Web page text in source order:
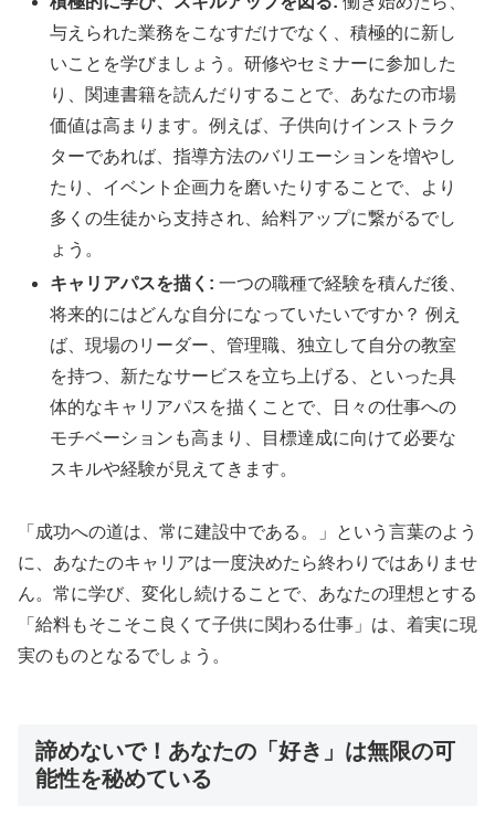
与えられた業務をこなすだけでなく、積極的に新し
いことを学びましょう。研修やセミナーに参加した
り、関連書籍を読んだりすることで、あなたの市場
価値は高まります。例えば、子供向けインストラク
ターであれば、指導方法のバリエーションを増やし
たり、イベント企画力を磨いたりすることで、より
多くの生徒から支持され、給料アップに繋がるでし
ょう。
キャリアパスを描く: 一つの職種で経験を積んだ後、
将来的にはどんな自分になっていたいですか？ 例え
ば、現場のリーダー、管理職、独立して自分の教室
を持つ、新たなサービスを立ち上げる、といった具
体的なキャリアパスを描くことで、日々の仕事への
モチベーションも高まり、目標達成に向けて必要な
スキルや経験が見えてきます。
「成功への道は、常に建設中である。」という言葉のよう
に、あなたのキャリアは一度決めたら終わりではありませ
ん。常に学び、変化し続けることで、あなたの理想とする
「給料もそこそこ良くて子供に関わる仕事」は、着実に現
実のものとなるでしょう。
諦めないで！あなたの「好き」は無限の可
能性を秘めている